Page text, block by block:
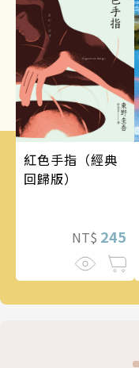
紅色手指（經典
回歸版）
NT$ 245